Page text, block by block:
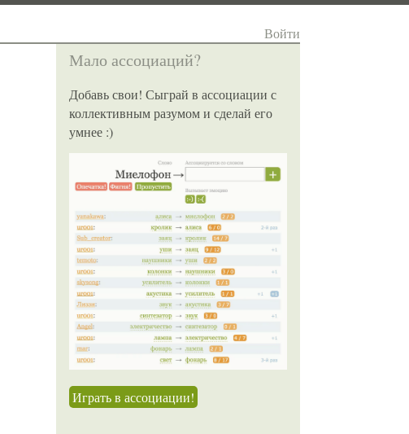
Войти
Мало ассоциаций?
Добавь свои! Сыграй в ассоциации с
коллективным разумом и сделай его
умнее :)
Играть в ассоциации!